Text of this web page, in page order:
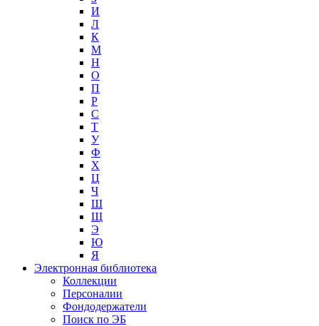
И
Л
К
М
Н
О
П
Р
С
Т
У
Ф
Х
Ц
Ч
Ш
Щ
Э
Ю
Я
Электронная библиотека
Коллекции
Персоналии
Фондодержатели
Поиск по ЭБ